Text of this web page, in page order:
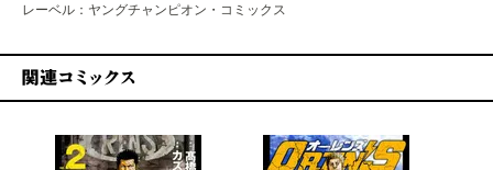
レーベル：ヤングチャンピオン・コミックス